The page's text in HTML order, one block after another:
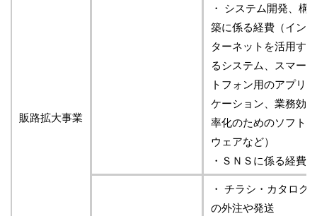
販路拡大事業
・ システム開発、構
築に係る経費（イン
ターネットを活用す
るシステム、スマー
トフォン用のアプリ
ケーション、業務効
率化のためのソフト
ウェアなど）
・ＳＮＳに係る経費
・ チラシ・カタログ
の外注や発送